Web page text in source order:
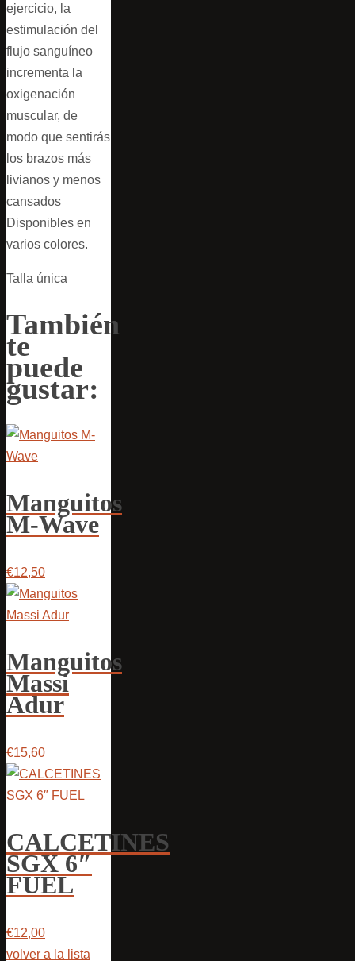
ejercicio, la
estimulación del
flujo sanguíneo
incrementa la
oxigenación
muscular, de
modo que sentirás
los brazos más
livianos y menos
cansados
Disponibles en
varios colores.
Talla única
También
te
puede
gustar:
Manguitos
M-Wave
€12,50
Manguitos
Massi
Adur
€15,60
CALCETINES
SGX 6″
FUEL
€12,00
volver a la lista